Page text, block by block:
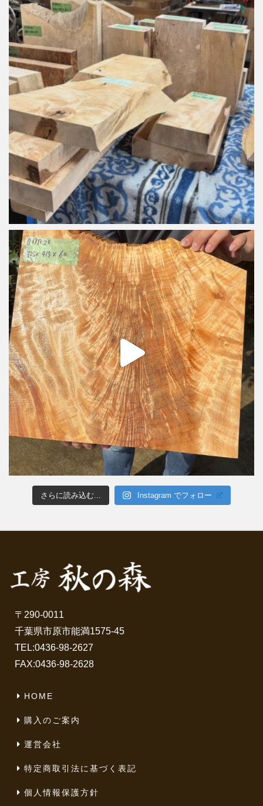
さらに読み込む... Instagram でフォロー
〒290-0011
千葉県市原市能満1575-45
TEL:0436-98-2627
FAX:0436-98-2628
HOME
購入のご案内
運営会社
特定商取引法に基づく表記
個人情報保護方針